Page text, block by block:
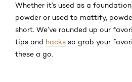
Whether it’s used as a
powder or used to mattify,
short. We’ve rounded up our
tips and hacks so grab your
these a go.